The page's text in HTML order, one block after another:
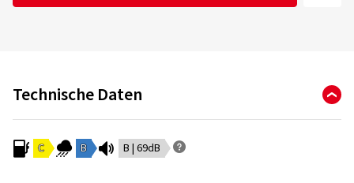
Technische Daten
C B B | 69dB